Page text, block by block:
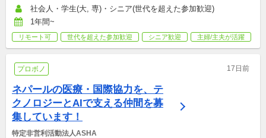
社会人・学生(大, 専)・シニア(世代を超えた参加歓迎)
1年間~
リモート可 世代を超えた参加歓迎 シニア歓迎 主婦/主夫が活躍
プロボノ 17日前
ネパールの医療・国際協力を、テ
クノロジーとAIで支える仲間を募
集しています！
特定非営利活動法人ASHA